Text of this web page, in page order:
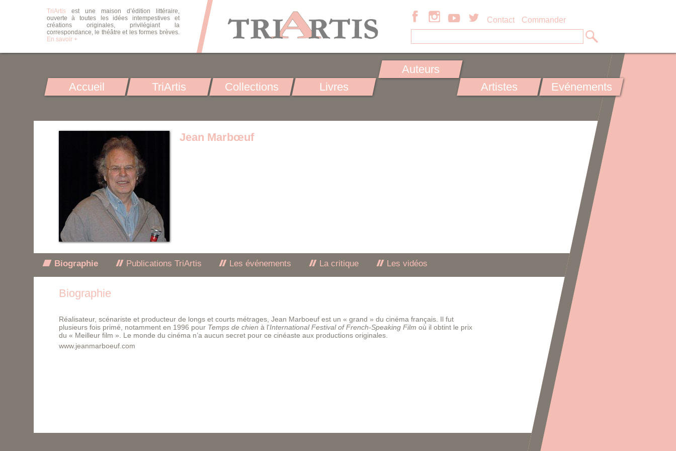
TriArtisest une maison d’édition littéraire,
ouverte à toutes les idées intempestives et
créations originales, privilégiant la
correspondance, le théâtre et les formes brèves.
En savoir +
Contact Commander
Accueil TriArtis Collections Livres
Auteurs
Artistes
Evénements
Jean Marbœuf
Biographie Publications TriArtis Les événements La critique Les vidéos
Biographie
Réalisateur, scénariste et producteur de longs et courts métrages, Jean Marboeuf est un « grand » du cinéma français. Il fut
plusieurs fois primé, notamment en 1996 pour Temps de chien à l'International Festival of French-Speaking Film où il obtint le prix
du « Meilleur film ». Le monde du cinéma n’a aucun secret pour ce cinéaste aux productions originales.
www.jeanmarboeuf.com